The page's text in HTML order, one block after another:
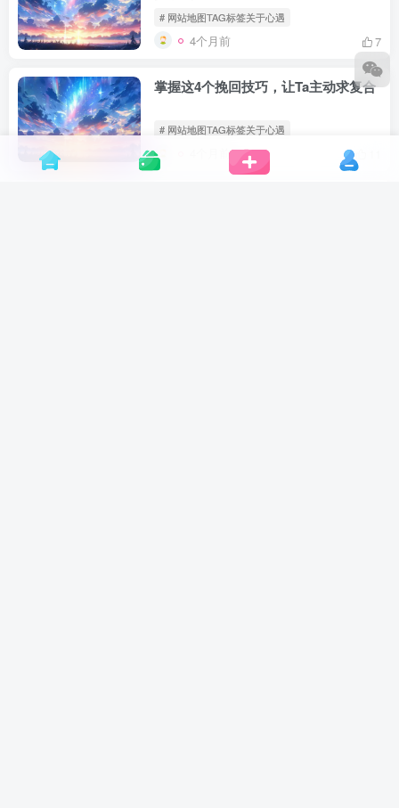
# 网站地图TAG标签关于心遇
4个月前 7
掌握这4个挽回技巧，让Ta主动求复合
# 网站地图TAG标签关于心遇
4个月前